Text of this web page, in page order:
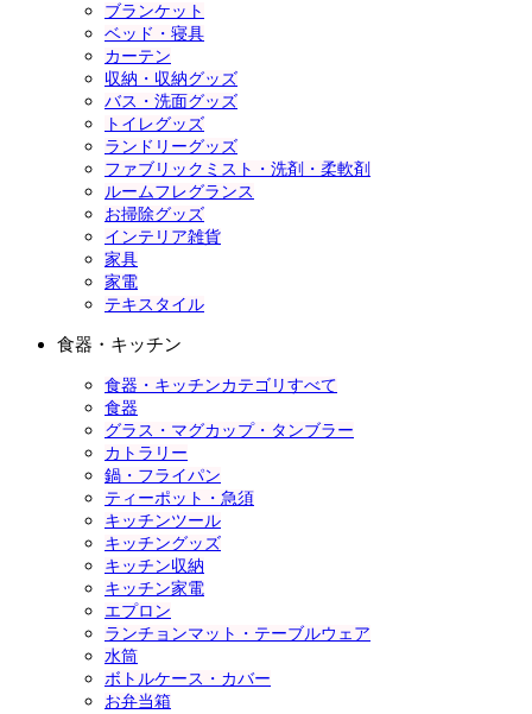
ブランケット
ベッド・寝具
カーテン
収納・収納グッズ
バス・洗面グッズ
トイレグッズ
ランドリーグッズ
ファブリックミスト・洗剤・柔軟剤
ルームフレグランス
お掃除グッズ
インテリア雑貨
家具
家電
テキスタイル
食器・キッチン
食器・キッチンカテゴリすべて
食器
グラス・マグカップ・タンブラー
カトラリー
鍋・フライパン
ティーポット・急須
キッチンツール
キッチングッズ
キッチン収納
キッチン家電
エプロン
ランチョンマット・テーブルウェア
水筒
ボトルケース・カバー
お弁当箱